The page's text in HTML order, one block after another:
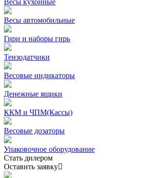
Весы кухонные
Весы автомобильные
Гири и наборы гирь
Тензодатчики
Весовые индикаторы
Денежные ящики
ККМ и ЧПМ(Кассы)
Весовые дозаторы
Упаковочное оборудование
Стать дилером
Оставить заявку